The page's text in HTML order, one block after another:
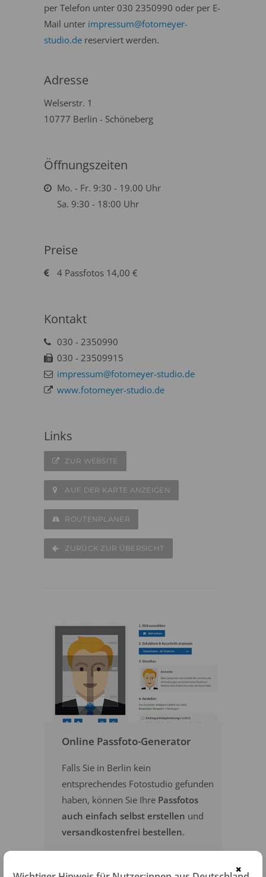
per Telefon unter 030 2350990 oder per E-
Mail unter impressum@fotomeyer-
studio.de reserviert werden.
Adresse
Welserstr. 1
10777 Berlin - Schöneberg
Öffnungszeiten
Mo. - Fr. 9:30 - 19.00 Uhr
Sa. 9:30 - 18:00 Uhr
Preise
4 Passfotos 14,00 €
Kontakt
030 - 2350990
030 - 23509915
impressum@fotomeyer-studio.de
www.fotomeyer-studio.de
Links
ZUR WEBSITE
AUF DER KARTE ANZEIGEN
ROUTENPLANER
ZURÜCK ZUR ÜBERSICHT
Online Passfoto-Generator
Falls Sie in Berlin kein
entsprechendes Fotostudio gefunden
haben, können Sie Ihre Passfotos
auch einfach selbst erstellen und
versandkostenfrei bestellen.
×